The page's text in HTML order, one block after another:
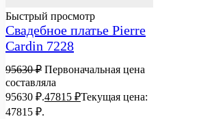
Быстрый просмотр
Свадебное платье Pierre
Cardin 7228
95630₽ Первоначальная цена
составляла
95630 ₽.47815 ₽Текущая цена:
47815 ₽.